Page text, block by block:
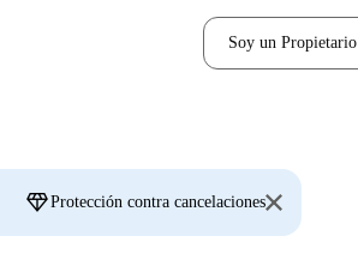
Soy un Propietario
diamondProtección contra cancelaciones